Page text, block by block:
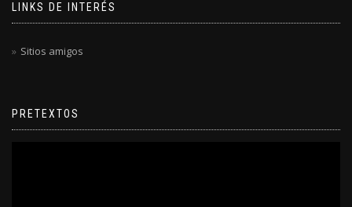
LINKS DE INTERÉS
Sitios amigos
PRETEXTOS